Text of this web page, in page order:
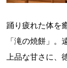
踊り疲れた体を
「滝の焼餅」
上品な甘さに、